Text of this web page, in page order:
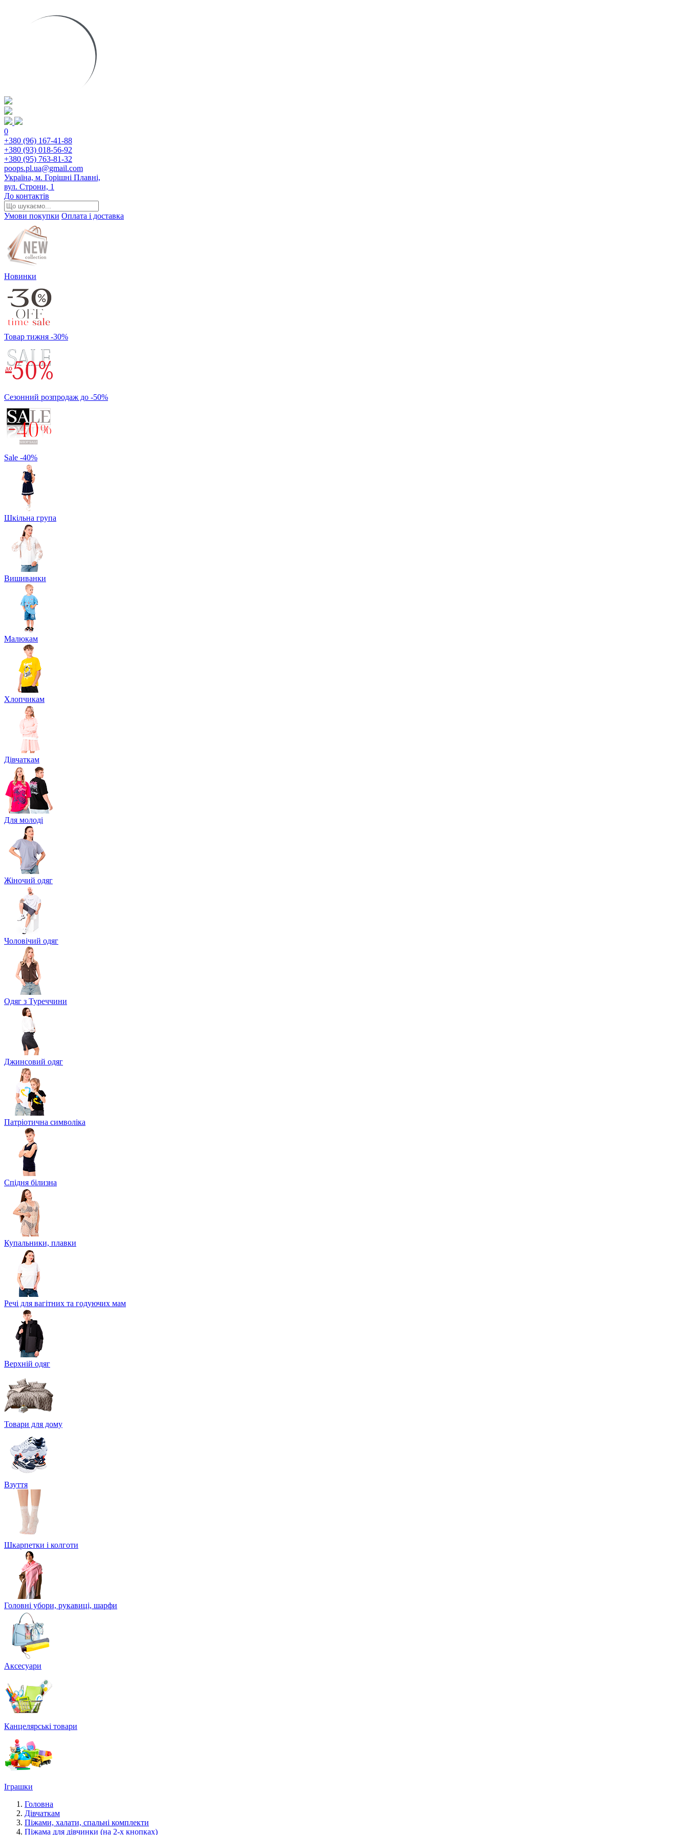
0
+380 (96) 167-41-88
+380 (93) 018-56-92
+380 (95) 763-81-32
poops.pl.ua@gmail.com
Україна, м. Горішні Плавні,
вул. Строни, 1
До контактів
Умови покупки Оплата і доставка
Новинки
Товар тижня -30%
Сезонний розпродаж до -50%
Sale -40%
Шкільна група
Вишиванки
Малюкам
Хлопчикам
Дівчаткам
Для молоді
Жіночий одяг
Чоловічий одяг
Одяг з Туреччини
Джинсовий одяг
Патріотична символіка
Спідня білизна
Купальники, плавки
Речі для вагітних та годуючих мам
Верхній одяг
Товари для дому
Взуття
Шкарпетки і колготи
Головні убори, рукавиці, шарфи
Аксесуари
Канцелярські товари
Іграшки
Головна
Дівчаткам
Піжами, халати, спальні комплекти
Піжама для дівчинки (на 2-х кнопках)